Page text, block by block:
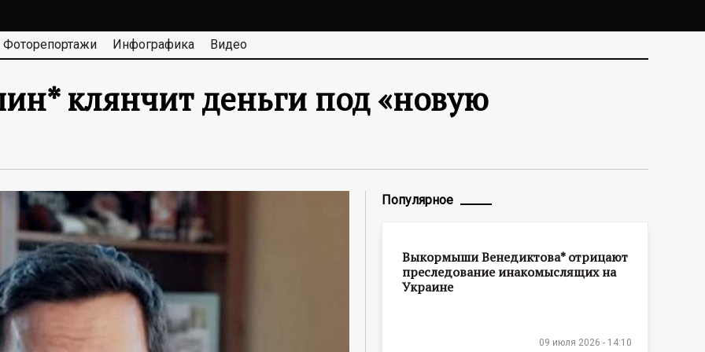
Фоторепортажи Инфографика Видео
клянчит деньги под «новую
Популярное
Выкормыши Венедиктова* отрицают
преследование инакомыслящих на
Украине
09 июля 2026 - 14:10